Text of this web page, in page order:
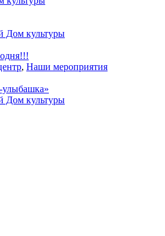
Дом культуры
, Наши мероприятия
улыбашка»
Дом культуры